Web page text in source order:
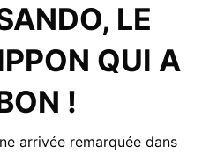
LE
QUI A
!
arrivée remarquée dans